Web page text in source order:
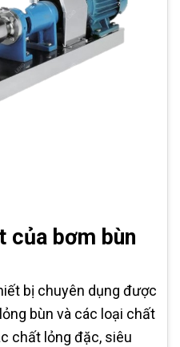
của bơm bùn
bị chuyên dụng được
bùn và các loại chất
chất lỏng đặc, siêu